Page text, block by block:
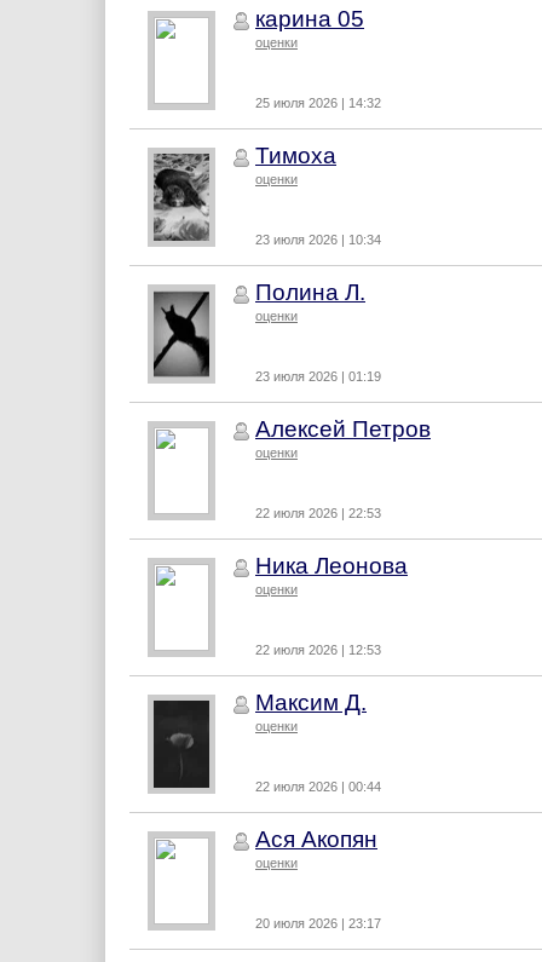
карина 05
оценки
25 июля 2026 | 14:32
Тимоха
оценки
23 июля 2026 | 10:34
Полина Л.
оценки
23 июля 2026 | 01:19
Алексей Петров
оценки
22 июля 2026 | 22:53
Ника Леонова
оценки
22 июля 2026 | 12:53
Максим Д.
оценки
22 июля 2026 | 00:44
Ася Акопян
оценки
20 июля 2026 | 23:17